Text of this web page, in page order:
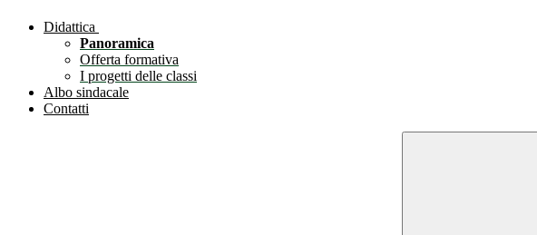
Didattica
Panoramica
Offerta formativa
I progetti delle classi
Albo sindacale
Contatti